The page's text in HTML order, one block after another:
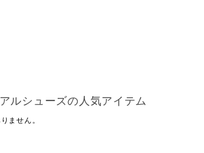
ルシューズの人気アイテム
ません。